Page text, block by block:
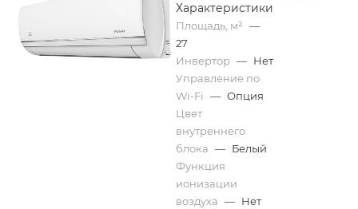
Характеристики
Площадь, м² —
27
Инвертор — Нет
Управление по
Wi-Fi
— Опция
Цвет
внутреннего
блока — Белый
Функция
ионизации
воздуха — Нет